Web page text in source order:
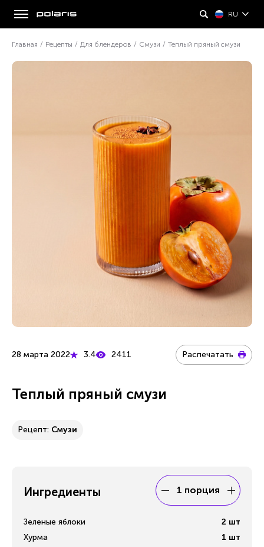
RU
Главная / Рецепты / Для блендеров / Смузи / Теплый пряный смузи
28 марта 2022 3.4 2411 Распечатать
Теплый пряный смузи
Рецепт: Смузи
Ингредиенты 1 порция
Зеленые яблоки 2 шт
Хурма
1 шт